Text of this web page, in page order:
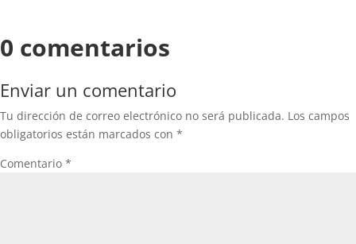
0 comentarios
Enviar un comentario
Tu dirección de correo electrónico no será publicada. Los campos
obligatorios están marcados con *
Comentario *